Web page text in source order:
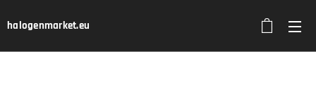
halogenmarket.eu